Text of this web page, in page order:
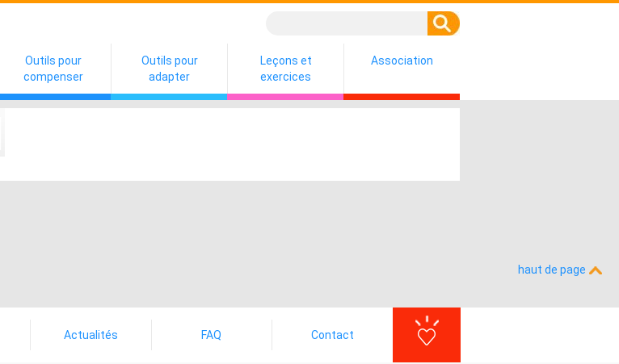
Outils pour
compenser
Outils pour
adapter
Leçons et
exercices
Association
haut de page
Actualités FAQ Contact